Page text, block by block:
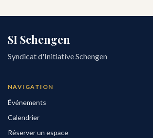
SI Schengen
Syndicat d'Initiative Schengen
NAVIGATION
Événements
Calendrier
Réserver un espace